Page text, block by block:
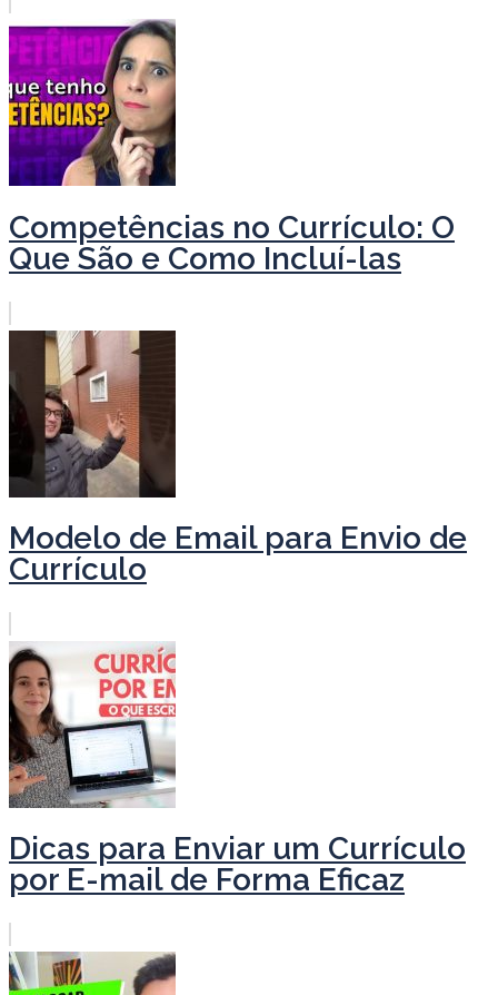
Competências no Currículo: O
Que São e Como Incluí-las
Modelo de Email para Envio de
Currículo
Dicas para Enviar um Currículo
por E-mail de Forma Eficaz